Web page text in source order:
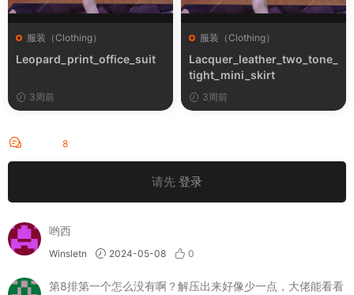
服装（Clothing）
Leopard_print_office_suit
3周前
服装（Clothing）
Lacquer_leather_two_tone_
tight_mini_skirt
3周前
8
请先 登录
哟西
Winsletn 2024-05-08 0
第8排第一个怎么没有啊？解压出来好像少一点，大佬能看看